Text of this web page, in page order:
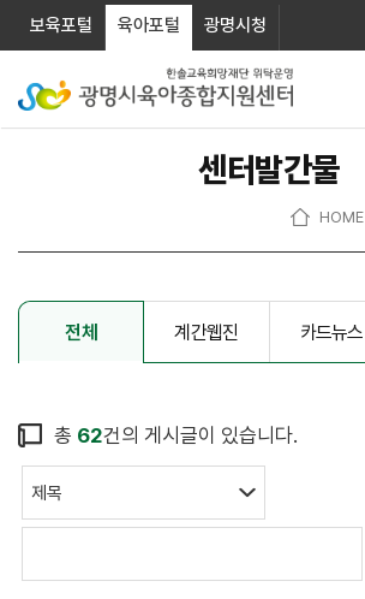
보육포털 육아포털 광명시청
센터발간물
HOME
전체 계간웹진 카드뉴스
총 62건의 게시글이 있습니다.